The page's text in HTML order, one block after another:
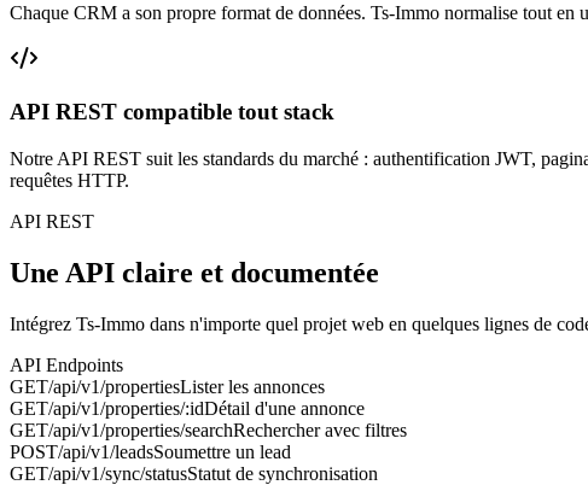
Chaque CRM a son propre format de données. Ts-Immo normalise tout
API REST compatible tout stack
Notre API REST suit les standards du marché : authentification JWT,
requêtes HTTP.
API REST
Une API claire et documentée
Intégrez Ts-Immo dans n'importe quel projet web en quelques lignes de
API Endpoints
GET/api/v1/propertiesLister les annonces
GET/api/v1/properties/:idDétail d'une annonce
GET/api/v1/properties/searchRechercher avec filtres
POST/api/v1/leadsSoumettre un lead
GET/api/v1/sync/statusStatut de synchronisation